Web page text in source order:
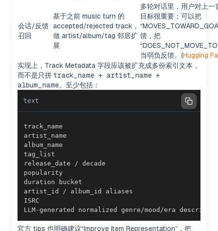
会话/反馈
召回
基于之前 music turn 的
accepted/rejected track，
做 artist/album/tag 邻居扩
展
多轮对话里，用户对上一
目标很重要；可以把
馈，把
当弱负反馈。(Hugging
实现上，Track Metadata 字段应该被扩充成多份索引文本，
而不是只拼 track_name + artist_name +
album_name。至少包括：
text
LLM-generated normalized genre/mood/era
官方 tips 也明确建议“Improve Item Representation”，把